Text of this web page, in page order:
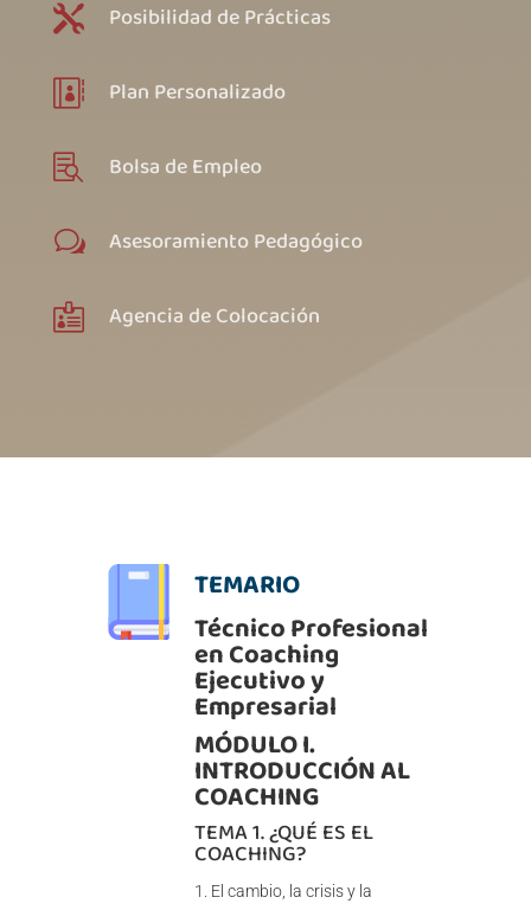
 Posibilidad de Prácticas
 Plan Personalizado
 Bolsa de Empleo
w Asesoramiento Pedagógico
 Agencia de Colocación
TEMARIO
Técnico Profesional
en Coaching
Ejecutivo y
Empresarial
MÓDULO I.
INTRODUCCIÓN AL
COACHING
TEMA 1. ¿QUÉ ES EL
COACHING?
El cambio, la crisis y la